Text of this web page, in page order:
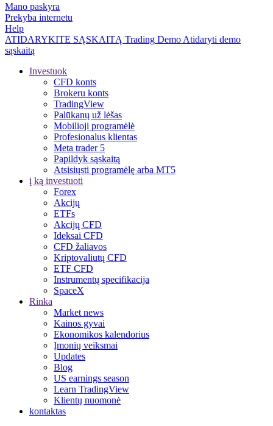
Mano paskyra
Prekyba internetu
Help
ATIDARYKITE SĄSKAITĄ Trading Demo Atidaryti demo
sąskaitą
Investuok
CFD konts
Brokeru konts
TradingView
Palūkanų už lėšas
Mobilioji programėlė
Profesionalus klientas
Meta trader 5
Papildyk sąskaitą
Atsisiųsti programėlę arba MT5
į ką investuoti
Forex
Akcijų
ETFs
Akcijų CFD
Ideksai CFD
CFD žaliavos
Kriptovaliutų CFD
ETF CFD
Instrumentų specifikacija
SpaceX
Rinka
Market news
Kainos gyvai
Ekonomikos kalendorius
Įmonių veiksmai
Updates
Blog
US earnings season
Learn TradingView
Klientų nuomonė
kontaktas